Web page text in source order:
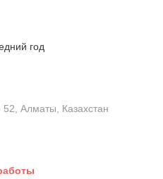
год
Алматы, Казахстан